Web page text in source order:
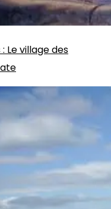
: Le village des